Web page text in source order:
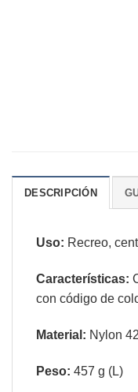
DESCRIPCIÓN
Uso: Recreo,
Características:
con código de
Material: Nylon
Peso: 457 g (L)